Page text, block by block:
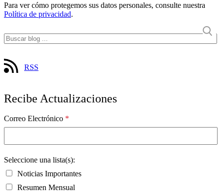
Para ver cómo protegemos sus datos personales, consulte nuestra
Política de privacidad.
RSS
Recibe Actualizaciones
Correo Electrónico *
Seleccione una lista(s):
Noticias Importantes
Resumen Mensual